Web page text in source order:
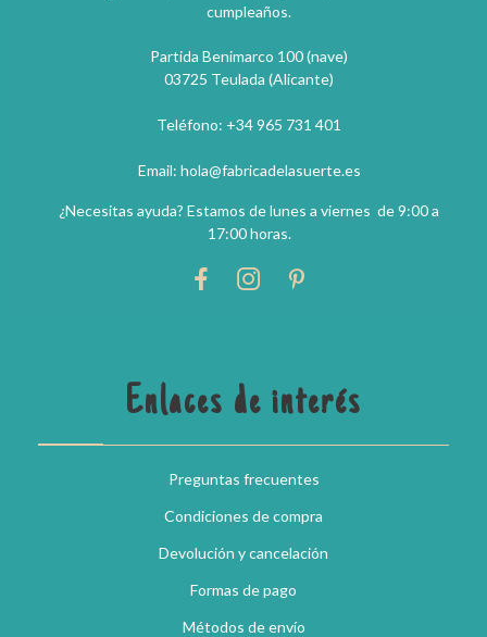
cumpleaños.
Partida Benimarco 100 (nave)
03725 Teulada (Alicante)
Teléfono: +34 965 731 401
Email: hola@fabricadelasuerte.es
¿Necesitas ayuda? Estamos de lunes a viernes de 9:00 a
17:00 horas.
Enlaces de interés
Preguntas frecuentes
Condiciones de compra
Devolución y cancelación
Formas de pago
Métodos de envío